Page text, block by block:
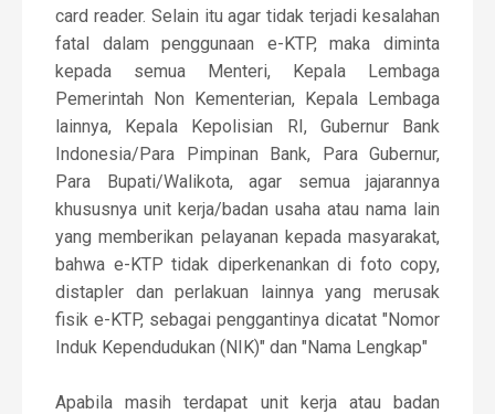
card reader. Selain itu agar tidak terjadi kesalahan
fatal dalam penggunaan e-KTP, maka diminta
kepada semua Menteri, Kepala Lembaga
Pemerintah Non Kementerian, Kepala Lembaga
lainnya, Kepala Kepolisian RI, Gubernur Bank
Indonesia/Para Pimpinan Bank, Para Gubernur,
Para Bupati/Walikota, agar semua jajarannya
khususnya unit kerja/badan usaha atau nama lain
yang memberikan pelayanan kepada masyarakat,
bahwa e-KTP tidak diperkenankan di foto copy,
distapler dan perlakuan lainnya yang merusak
fisik e-KTP, sebagai penggantinya dicatat "Nomor
Induk Kependudukan (NIK)" dan "Nama Lengkap"
Apabila masih terdapat unit kerja atau badan